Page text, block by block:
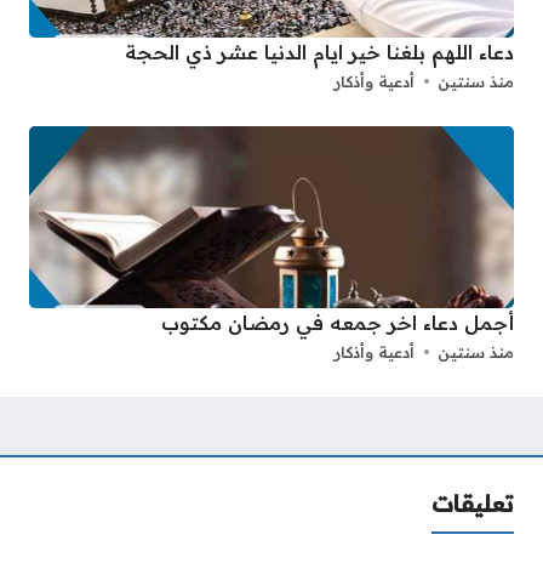
دعاء اللهم بلغنا خير ايام الدنيا عشر ذي الحجة
منذ سنتين أدعية وأذكار
أجمل دعاء اخر جمعه في رمضان مكتوب
منذ سنتين أدعية وأذكار
تعليقات